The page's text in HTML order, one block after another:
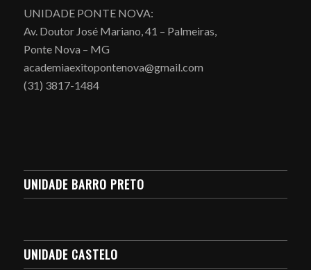
UNIDADE PONTE NOVA:
Av. Doutor José Mariano, 41 – Palmeiras,
Ponte Nova – MG
academiaexitopontenova@gmail.com
(31) 3817-1484
UNIDADE BARRO PRETO
UNIDADE CASTELO